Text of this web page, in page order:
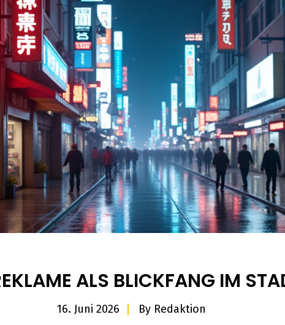
ALS BLICKFANG IM
16. Juni 2026 By Redaktion